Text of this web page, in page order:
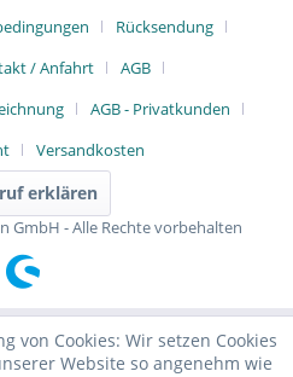
Rücksendung
/ Anfahrt
AGB
AGB - Privatkunden
Versandkosten
erklären
GmbH - Alle Rechte vorbehalten
von Cookies: Wir setzen Cookies
Website so angenehm wie